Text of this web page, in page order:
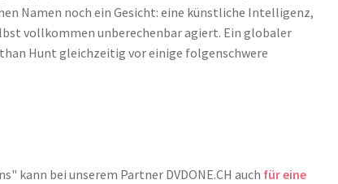
Namen noch ein Gesicht: eine künstliche Intelligenz,
vollkommen unberechenbar agiert. Ein globaler
Hunt gleichzeitig vor einige folgenschwere
kann bei unserem Partner DVDONE.CH auch für eine